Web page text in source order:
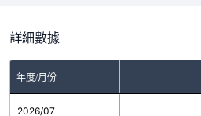
詳細數據
年度/月份
2026/07